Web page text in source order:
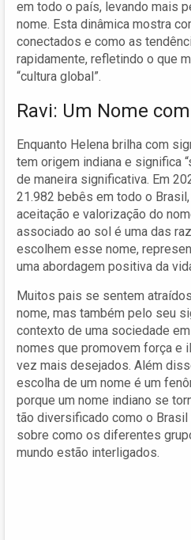
em todo o país, levando mais
nome. Esta dinâmica mostra
conectados e como as
rapidamente, refletindo o que
“cultura global”.
Ravi: Um Nome
Enquanto Helena brilha com
tem origem indiana e significa
de maneira significativa. Em
21.982 bebês em todo o
aceitação e valorização do
associado ao sol é uma das
escolhem esse nome,
uma abordagem positiva da
Muitos pais se sentem
nome, mas também pelo seu
contexto de uma sociedade
nomes que promovem força e
vez mais desejados. Além
escolha de um nome é um
porque um nome indiano se
tão diversificado como o
sobre como os diferentes
mundo estão interligados.